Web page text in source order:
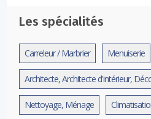
Les spécialités
Carreleur / Marbrier Menuiserie
Architecte, Architecte d'intérieur,
Nettoyage, Ménage